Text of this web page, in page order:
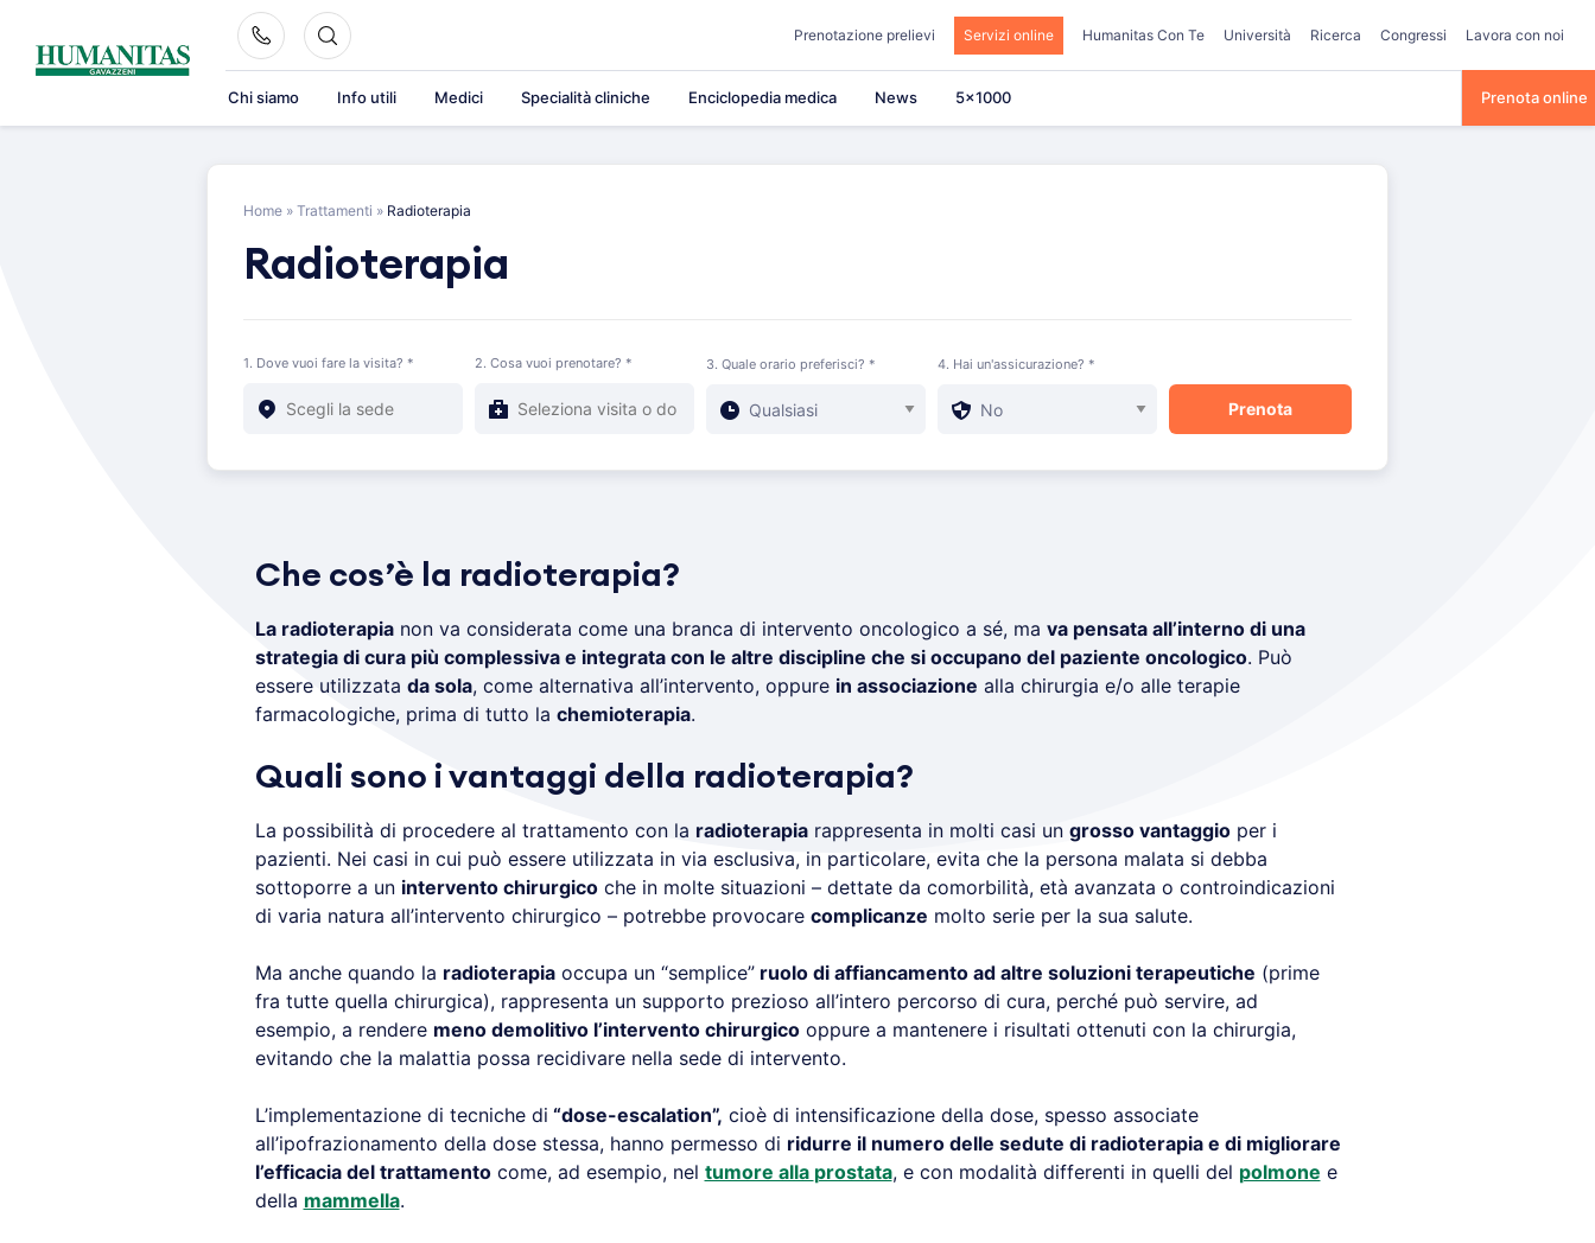
content
Prenotazione prelievi Servizi online Humanitas Con Te Università Ricerca Congressi Lavora con noi
Chi siamo Info utili Medici Specialità cliniche Enciclopedia medica News 5×1000 Prenota online
Home » Trattamenti » Radioterapia
Radioterapia
1. Dove vuoi fare la visita? * 2. Cosa vuoi prenotare? * 3. Quale orario preferisci? * 4. Hai un'assicurazione? *
Che cos’è la radioterapia?
La radioterapianon va considerata come una branca di intervento oncologico a sé, ma va pensata all’interno di una
strategia di cura più complessiva e integrata con le altre discipline che si occupano del paziente oncologico. Può
essere utilizzata da sola, come alternativa all’intervento, oppure in associazione alla chirurgia e/o alle terapie
farmacologiche, prima di tutto la chemioterapia.
Quali sono i vantaggi della radioterapia?
La possibilità di procedere al trattamento con la radioterapiarappresenta in molti casi un grosso vantaggioper i
pazienti. Nei casi in cui può essere utilizzata in via esclusiva, in particolare, evita che la persona malata si debba
sottoporre a un intervento chirurgicoche in molte situazioni – dettate da comorbilità, età avanzata o controindicazioni
di varia natura all’intervento chirurgico – potrebbe provocare complicanze molto serie per la sua salute.
Ma anche quando la radioterapiaoccupa un “semplice”ruolo di affiancamento ad altre soluzioni terapeutiche (prime
fra tutte quella chirurgica), rappresenta un supporto prezioso all’intero percorso di cura, perché può servire, ad
esempio, a rendere meno demolitivo l’intervento chirurgicooppure a mantenere i risultati ottenuti con la chirurgia,
evitando che la malattia possa recidivare nella sede di intervento.
L’implementazione di tecniche di “dose-escalation”, cioè di intensificazione della dose, spesso associate
all’ipofrazionamento della dose stessa, hanno permesso di ridurre il numero delle sedute di radioterapia e di migliorare
l’efficacia del trattamentocome, ad esempio, nel tumore alla prostata, e con modalità differenti in quelli del polmone e
della mammella.